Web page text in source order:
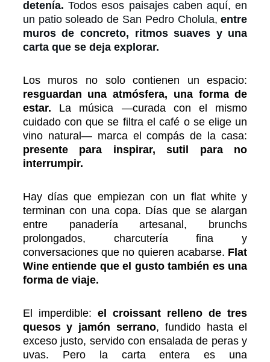
detenía. Todos esos paisajes caben aquí, en
un patio soleado de San Pedro Cholula,entre
muros de concreto, ritmos suaves y una
carta que se deja explorar.
Los muros no solo contienen un espacio:
resguardan una atmósfera, una forma de
estar. La música —curada con el mismo
cuidado con que se filtra el café o se elige un
vino natural— marca el compás de la casa:
presente para inspirar, sutil para no
interrumpir.
Hay días que empiezan con un flat white y
terminan con una copa. Días que se alargan
entre panadería artesanal, brunchs
prolongados, charcutería fina y
conversaciones que no quieren acabarse. Flat
Wine entiende que el gusto también es una
forma de viaje.
El imperdible: el croissant relleno de tres
quesos y jamón serrano, fundido hasta el
exceso justo, servido con ensalada de peras y
uvas. Pero la carta entera es una